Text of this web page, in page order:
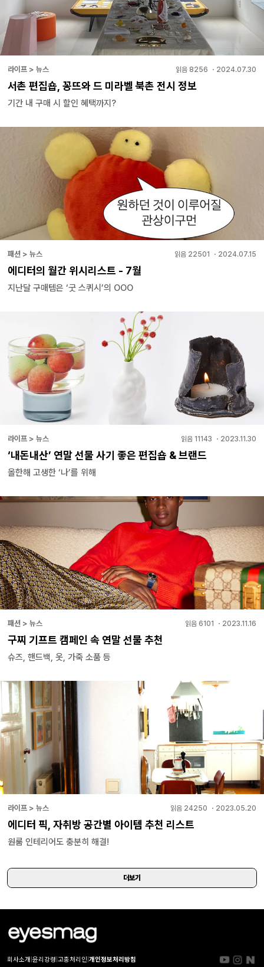
라이프 > 뉴스 읽음 8256 ・ 2024.07.30
서촌 편집숍, 꽁뜨와 드 미라벨 북촌 전시 정보
기간 내 구매 시 할인 혜택까지?
패션 > 뉴스 읽음 22501 ・ 2024.07.15
에디터의 월간 위시리스트 - 7월
지난달 구매템은 ‘굿 스퀴시’의 OOO
라이프 > 뉴스 읽음 11143 ・ 2023.11.30
‘내돈내산’ 연말 선물 사기 좋은 편집숍 & 브랜드
올한해 고생한 ‘나’를 위해
패션 > 뉴스 읽음 6101 ・ 2023.11.16
구찌 기프트 캠페인 속 연말 선물 추천
슈즈, 핸드백, 옷, 가죽 소품 등
라이프 > 뉴스 읽음 24250 ・ 2023.05.20
에디터 픽, 자취방 공간별 아이템 추천 리스트
원룸 인테리어도 충분히 해결!
더보기
회사소개 윤리강령 고충처리인 개인정보처리방침